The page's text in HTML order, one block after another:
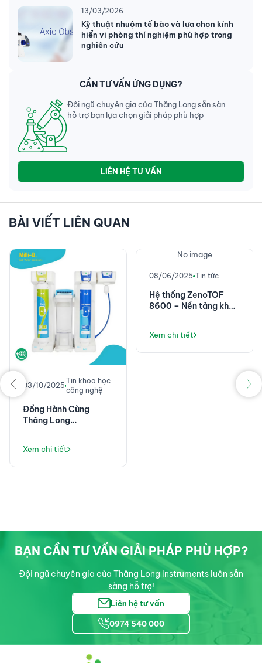
13/03/2026
Kỹ thuật nhuộm tế bào và lựa chọn kính
hiển vi phòng thí nghiệm phù hợp trong
nghiên cứu
CẦN TƯ VẤN ỨNG DỤNG?
Đội ngũ chuyên gia của Thăng Long sẵn sàn
hỗ trợ bạn lựa chọn giải pháp phù hợp
LIÊN HỆ TƯ VẤN
BÀI VIẾT LIÊN QUAN
03/10/2025
Tin khoa học
công nghệ
Đồng Hành Cùng
Thăng Long
Mà Là Giải Pháp Vận
Hành Phòng Thí
Xem chi tiết
No image
08/06/2025 Tin tức
Hệ thống ZenoTOF
8600 – Nền tảng khối
độ nhạy đột phá
Xem chi tiết
BẠN CẦN TƯ VẤN GIẢI PHÁP PHÙ HỢP?
Đội ngũ chuyên gia của Thăng Long Instruments luôn sẵn
sàng hỗ trợ!
Liên hệ tư vấn
0974 540 000